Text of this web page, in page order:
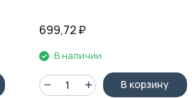
699,72₽
В наличии
В корзину